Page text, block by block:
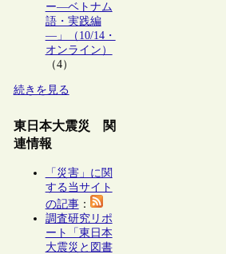
ー―ベトナム
語・実践編
―」（10/14・
オンライン）
（4）
続きを見る
東日本大震災 関
連情報
「災害」に関
する当サイト
の記事：
調査研究リポ
ート「東日本
大震災と図書